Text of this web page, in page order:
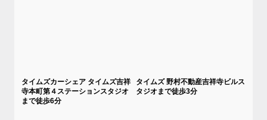
タイムズカーシェア タイムズ吉祥
寺本町第４ステーションスタジオ
まで徒歩6分
タイムズ 野村不動産吉祥寺ビルス
タジオまで徒歩3分